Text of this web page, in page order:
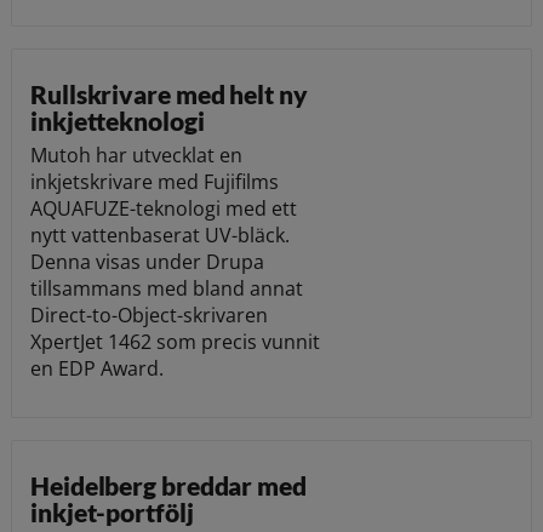
Rullskrivare med helt ny
inkjetteknologi
Mutoh har utvecklat en
inkjetskrivare med Fujifilms
AQUAFUZE-teknologi med ett
nytt vattenbaserat UV-bläck.
Denna visas under Drupa
tillsammans med bland annat
Direct-to-Object-skrivaren
XpertJet 1462 som precis vunnit
en EDP Award.
Heidelberg breddar med
inkjet-portfölj